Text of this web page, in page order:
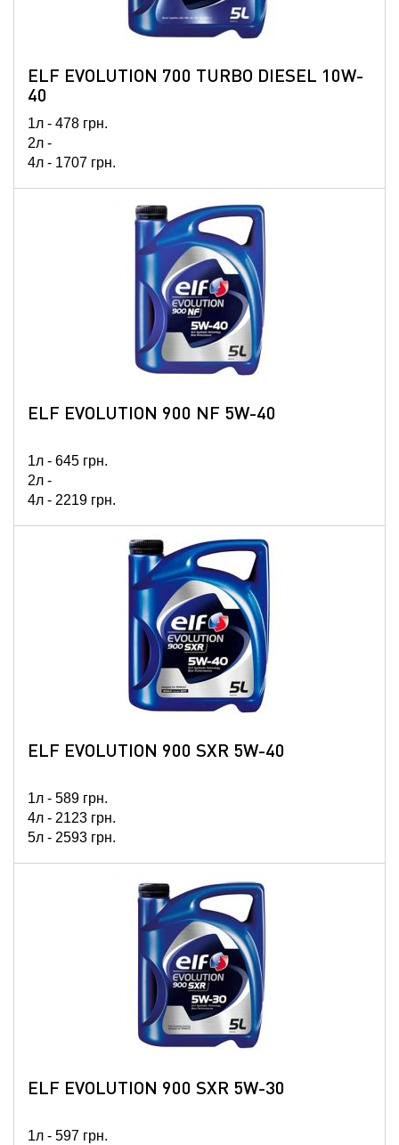
ELF EVOLUTION 700 TURBO DIESEL 10W-
40
1л - 478 грн.
2л -
4л - 1707 грн.
грн.
ELF EVOLUTION 900 NF 5W-40
1л - 645 грн.
2л -
4л - 2219 грн.
грн.
грн.
ELF EVOLUTION 900 SXR 5W-40
1л - 589 грн.
4л - 2123 грн.
5л - 2593 грн.
ELF EVOLUTION 900 SXR 5W-30
1л - 597 грн.